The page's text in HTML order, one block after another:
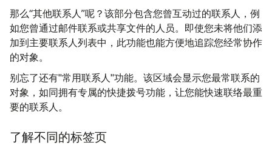
那么“其他联系人”呢？该部分包含您曾互动过的联系人，例
如您曾通过邮件联系或共享文件的人员。即使您未将他们添
加到主要联系人列表中，此功能也能方便地追踪您经常协作
的对象。
别忘了还有"常用联系人"功能。该区域会显示您最常联系的
对象，如同拥有专属的快捷拨号功能，让您能快速联络最重
要的联系人。
了解不同的标签页